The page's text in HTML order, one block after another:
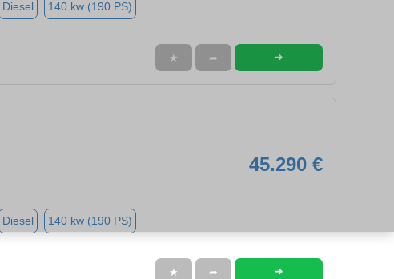
Diesel 140 kw (190 PS)
★ ➦ ➜
45.290 €
Diesel 140 kw (190 PS)
★ ➦ ➜